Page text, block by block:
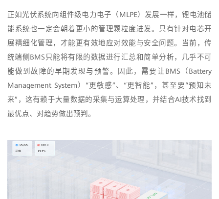
正如光伏系统向组件级电力电子（MLPE）发展一样，锂电池储
能系统也一定会朝着更小的管理颗粒度进发。只有针对电芯开
展精细化管理，才能更有效地应对效能与安全问题。当前，传
统端侧BMS只能将有限的数据进行汇总和简单分析，几乎不可
能做到故障的早期发现与预警。因此，需要让BMS（Battery
Management System）“更敏感”、“更智能”，甚至要“预知未
来”，这有赖于大量数据的采集与运算处理，并结合AI技术找到
最优点、对趋势做出预判。